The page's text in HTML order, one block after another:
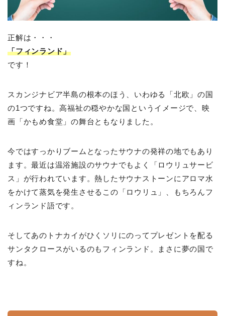
正解は・・・
「フィンランド」
です！
スカンジナビア半島の根本のほう、いわゆる「北欧」の国
の1つですね。高福祉の穏やかな国というイメージで、映
画「かもめ食堂」の舞台ともなりました。
今ではすっかりブームとなったサウナの発祥の地でもあり
ます。最近は温浴施設のサウナでもよく「ロウリュサービ
ス」が行われています。熱したサウナストーンにアロマ水
をかけて蒸気を発生させるこの「ロウリュ」、もちろんフ
ィンランド語です。
そしてあのトナカイがひくソリにのってプレゼントを配る
サンタクロースがいるのもフィンランド。まさに夢の国で
すね。